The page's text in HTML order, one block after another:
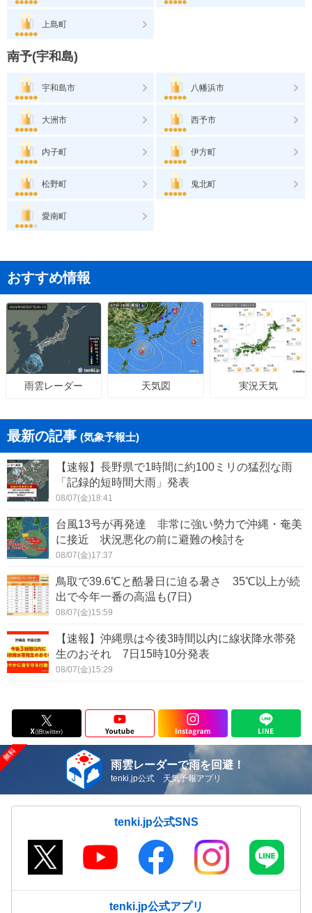
上島町
南予(宇和島)
宇和島市 八幡浜市
大洲市 西予市
内子町 伊方町
松野町 鬼北町
愛南町
おすすめ情報
雨雲レーダー 天気図 実況天気
最新の記事 (気象予報士)
【速報】長野県で1時間に約100ミリの猛烈な雨
「記録的短時間大雨」発表
08/07(金)18:41
台風13号が再発達 非常に強い勢力で沖縄・奄美
に接近 状況悪化の前に避難の検討を
08/07(金)17:37
鳥取で39.6℃と酷暑日に迫る暑さ 35℃以上が続
出で今年一番の高温も(7日)
08/07(金)15:59
【速報】沖縄県は今後3時間以内に線状降水帯発
生のおそれ 7日15時10分発表
08/07(金)15:29
雨雲レーダーで雨を回避！
tenki.jp公式 天気予報アプリ
tenki.jp公式SNS
tenki.jp公式アプリ